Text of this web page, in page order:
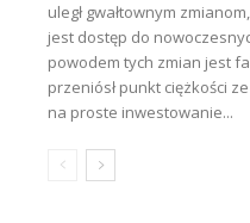
uległ gwałtownym
jest dostęp do
powodem tych zmian jest
przeniósł punkt ciężkości
na proste inwestowanie...